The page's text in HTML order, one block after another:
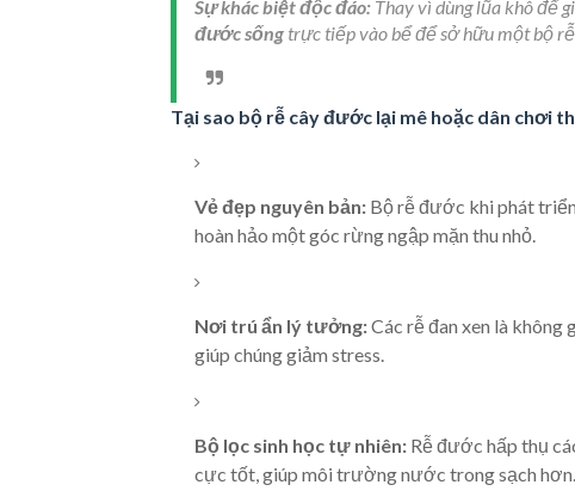
Sự khác biệt độc đáo: Thay vì dùng lũa khô để
đước sống trực tiếp vào bể để sở hữu một bộ
Tại sao bộ rễ cây đước lại mê hoặc dân chơi
Vẻ đẹp nguyên bản: Bộ rễ đước khi phát
hoàn hảo một góc rừng ngập mặn thu nhỏ.
Nơi trú ẩn lý tưởng:Các rễ đan xen là không
giúp chúng giảm stress.
Bộ lọc sinh học tự nhiên: Rễ đước hấp thụ
cực tốt, giúp môi trường nước trong sạch hơn.